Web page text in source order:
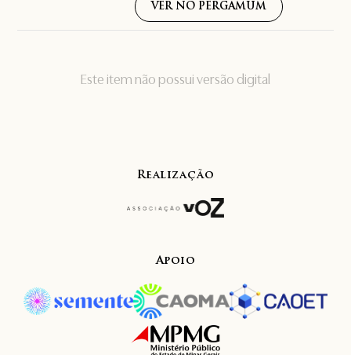
Este item não possui versão digital
VER NO PERGAMUM
Realização
Apoio